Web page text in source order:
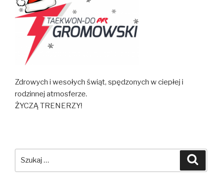
Zdrowych i wesołych świąt, spędzonych w ciepłej i
rodzinnej atmosferze.
ŻYCZĄ TRENERZY!